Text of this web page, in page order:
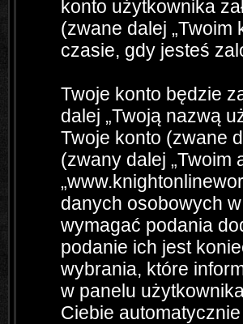
konto użytkownika
(zwane dalej
czasie, gdy jesteś
Twoje konto będzie
dalej „Twoją nazwą
Twoje konto (zwane
(zwany dalej „Twoim
danych osobowych
wymagać podania
podanie ich jest
wybrania, które
w panelu
Ciebie